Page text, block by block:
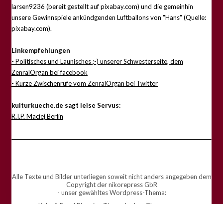
larsen9236 (bereit gestellt auf pixabay.com) und die gemeinhin
unsere Gewinnspiele ankündgenden Luftballons von "Hans" (Quelle:
pixabay.com).
Linkempfehlungen
- Politisches und Launisches ;-) unserer Schwesterseite, dem
ZenralOrgan bei facebook
- Kurze Zwischenrufe vom ZenralOrgan bei Twitter
kulturkueche.de sagt leise Servus:
R.I.P. Maciej Berlin
Alle Texte und Bilder unterliegen soweit nicht anders angegeben dem
Copyright der nikorepress GbR
- unser gewähltes Wordpress-Thema: